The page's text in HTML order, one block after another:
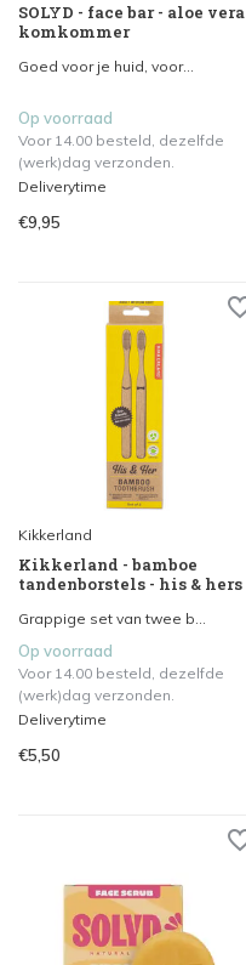
SOLYD - face bar - aloe vera
komkommer
Goed voor je huid, voor...
Op voorraad
Voor 14.00 besteld, dezelfde
(werk)dag verzonden.
Deliverytime
€9,95
Kikkerland
Kikkerland - bamboe
tandenborstels - his & hers
Grappige set van twee b...
Op voorraad
Voor 14.00 besteld, dezelfde
(werk)dag verzonden.
Deliverytime
€5,50